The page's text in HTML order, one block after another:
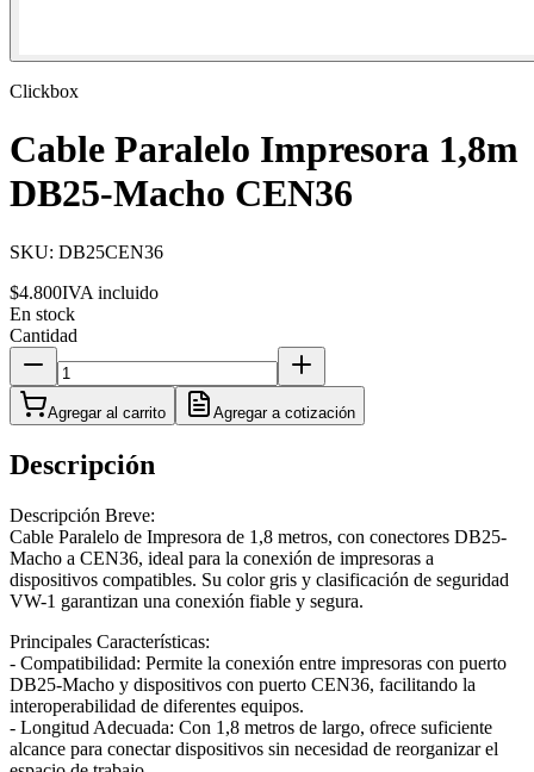
Clickbox
Cable Paralelo Impresora 1,8m
DB25-Macho CEN36
SKU: DB25CEN36
$4.800IVA incluido
En stock
Cantidad
Agregar al carrito Agregar a cotización
Descripción
Descripción Breve:
Cable Paralelo de Impresora de 1,8 metros, con conectores DB25-
Macho a CEN36, ideal para la conexión de impresoras a
dispositivos compatibles. Su color gris y clasificación de seguridad
VW-1 garantizan una conexión fiable y segura.
Principales Características:
- Compatibilidad: Permite la conexión entre impresoras con puerto
DB25-Macho y dispositivos con puerto CEN36, facilitando la
interoperabilidad de diferentes equipos.
- Longitud Adecuada: Con 1,8 metros de largo, ofrece suficiente
alcance para conectar dispositivos sin necesidad de reorganizar el